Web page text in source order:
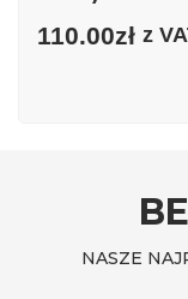
110.00zł z
NASZE